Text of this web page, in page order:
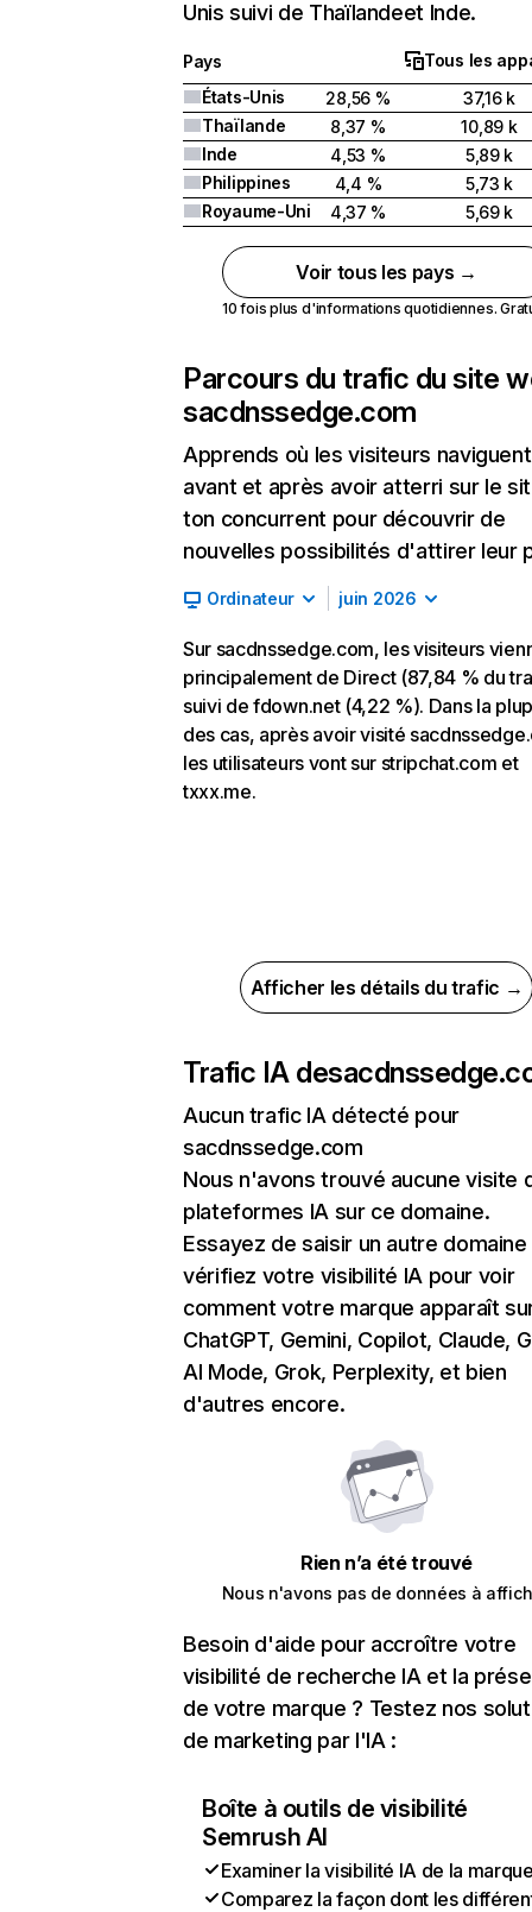
Unis suivi de Thaïlandeet Inde.
Pays
Tous les
États-Unis
28,56 %
37,16 k
Thaïlande
8,37 %
10,89 k
Inde
4,53 %
5,89 k
Philippines
4,4 %
5,73 k
Royaume-Uni
4,37 % 5,69 k
Voir tous les pays →
10 fois plus d'informations quotidiennes.
Parcours du trafic du site
sacdnssedge.com
Apprends où les visiteurs naviguent
avant et après avoir atterri sur le
ton concurrent pour découvrir de
nouvelles possibilités d'attirer leur
Ordinateur juin 2026
Sur sacdnssedge.com, les visiteurs
principalement de Direct (87,84 % du
suivi de fdown.net (4,22 %). Dans la
des cas, après avoir visité
les utilisateurs vont sur stripchat.com et
txxx.me.
Afficher les détails du trafic →
Trafic IA de
Aucun trafic IA détecté pour
sacdnssedge.com
Nous n'avons trouvé aucune visite
plateformes IA sur ce domaine.
Essayez de saisir un autre domaine
vérifiez votre visibilité IA pour voir
comment votre marque apparaît
ChatGPT, Gemini, Copilot, Claude,
AI Mode, Grok, Perplexity, et bien
d'autres encore.
Rien n’a été trouvé
Nous n'avons pas de données à
Besoin d'aide pour accroître votre
visibilité de recherche IA et la
de votre marque ? Testez nos
de marketing par l'IA :
Boîte à outils de visibilité
Semrush AI
Examiner la visibilité IA de la
Comparez la façon dont les